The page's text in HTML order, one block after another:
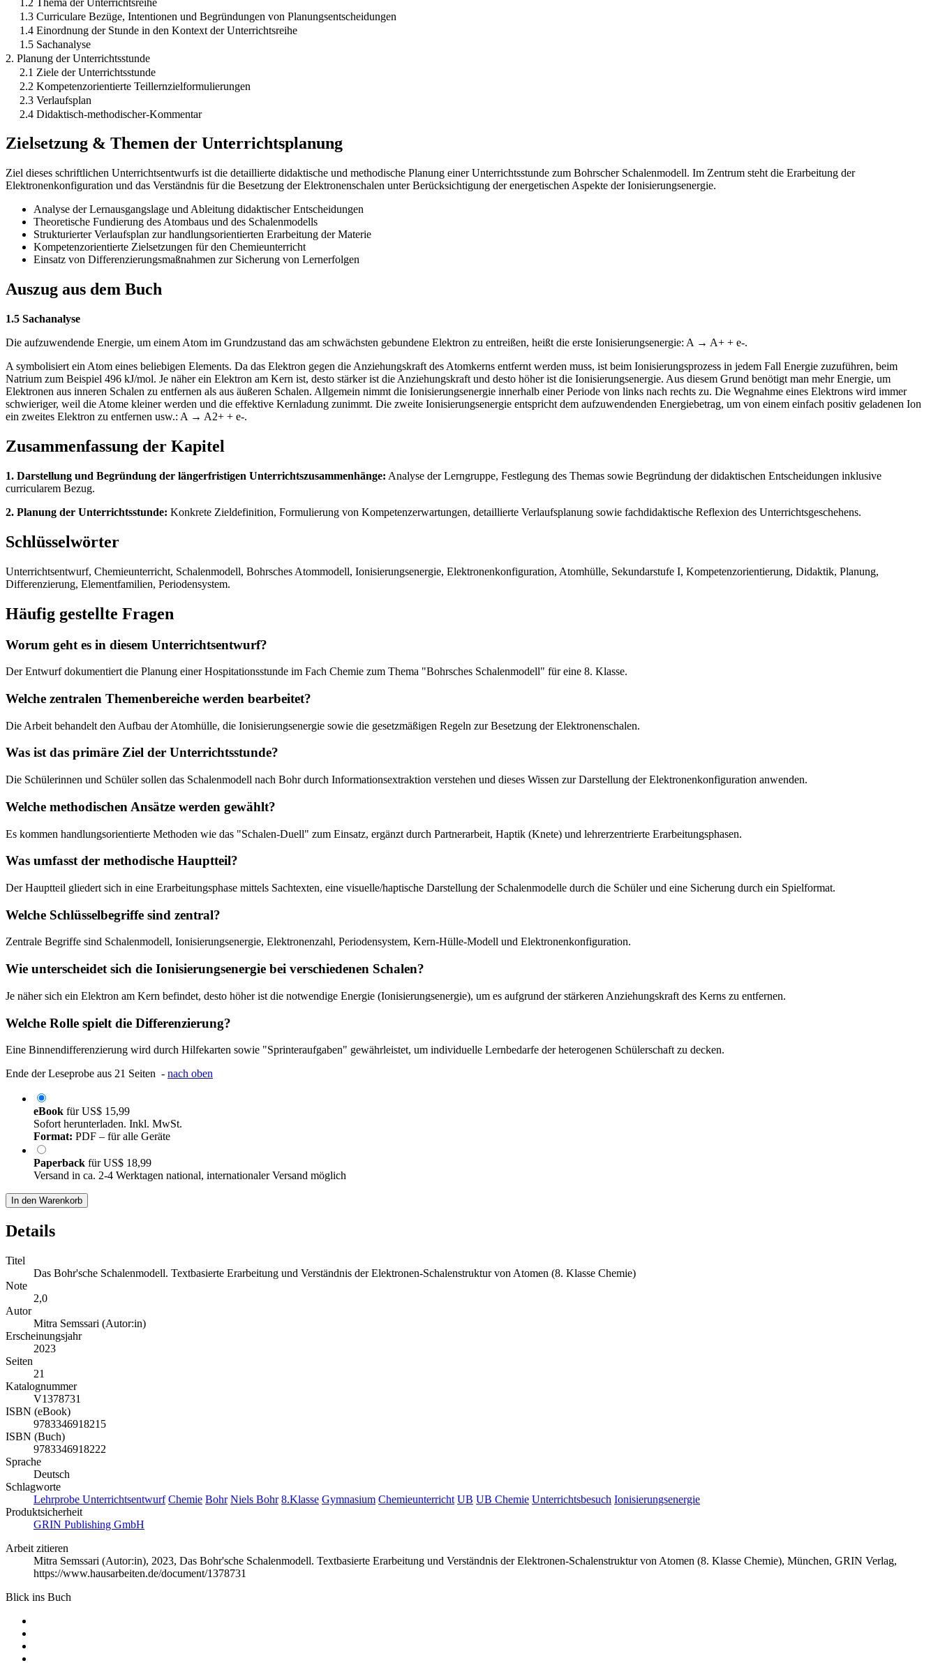
1.3 Curriculare Bezüge, Intentionen und Begründungen von Planungsentscheidungen
1.4 Einordnung der Stunde in den Kontext der Unterrichtsreihe
1.5 Sachanalyse
2. Planung der Unterrichtsstunde
2.1 Ziele der Unterrichtsstunde
2.2 Kompetenzorientierte Teillernzielformulierungen
2.3 Verlaufsplan
2.4 Didaktisch-methodischer-Kommentar
Zielsetzung & Themen der Unterrichtsplanung
Ziel dieses schriftlichen Unterrichtsentwurfs ist die detaillierte didaktische und methodische Planung einer Unterrichtsstunde zum Bohrscher Schalenmodell. Im Zentrum steht die Erarbeitung der
Elektronenkonfiguration und das Verständnis für die Besetzung der Elektronenschalen unter Berücksichtigung der energetischen Aspekte der Ionisierungsenergie.
Analyse der Lernausgangslage und Ableitung didaktischer Entscheidungen
Theoretische Fundierung des Atombaus und des Schalenmodells
Strukturierter Verlaufsplan zur handlungsorientierten Erarbeitung der Materie
Kompetenzorientierte Zielsetzungen für den Chemieunterricht
Einsatz von Differenzierungsmaßnahmen zur Sicherung von Lernerfolgen
Auszug aus dem Buch
1.5 Sachanalyse
Die aufzuwendende Energie, um einem Atom im Grundzustand das am schwächsten gebundene Elektron zu entreißen, heißt die erste Ionisierungsenergie: A → A+ + e-.
A symbolisiert ein Atom eines beliebigen Elements. Da das Elektron gegen die Anziehungskraft des Atomkerns entfernt werden muss, ist beim Ionisierungsprozess in jedem Fall Energie zuzuführen, beim
Natrium zum Beispiel 496 kJ/mol. Je näher ein Elektron am Kern ist, desto stärker ist die Anziehungskraft und desto höher ist die Ionisierungsenergie. Aus diesem Grund benötigt man mehr Energie, um
Elektronen aus inneren Schalen zu entfernen als aus äußeren Schalen. Allgemein nimmt die Ionisierungsenergie innerhalb einer Periode von links nach rechts zu. Die Wegnahme eines Elektrons wird immer
schwieriger, weil die Atome kleiner werden und die effektive Kernladung zunimmt. Die zweite Ionisierungsenergie entspricht dem aufzuwendenden Energiebetrag, um von einem einfach positiv geladenen Ion
ein zweites Elektron zu entfernen usw.: A → A2+ + e-.
Zusammenfassung der Kapitel
1. Darstellung und Begründung der längerfristigen Unterrichtszusammenhänge: Analyse der Lerngruppe, Festlegung des Themas sowie Begründung der didaktischen Entscheidungen inklusive
curricularem Bezug.
2. Planung der Unterrichtsstunde: Konkrete Zieldefinition, Formulierung von Kompetenzerwartungen, detaillierte Verlaufsplanung sowie fachdidaktische Reflexion des Unterrichtsgeschehens.
Schlüsselwörter
Unterrichtsentwurf, Chemieunterricht, Schalenmodell, Bohrsches Atommodell, Ionisierungsenergie, Elektronenkonfiguration, Atomhülle, Sekundarstufe I, Kompetenzorientierung, Didaktik, Planung,
Differenzierung, Elementfamilien, Periodensystem.
Häufig gestellte Fragen
Worum geht es in diesem Unterrichtsentwurf?
Der Entwurf dokumentiert die Planung einer Hospitationsstunde im Fach Chemie zum Thema "Bohrsches Schalenmodell" für eine 8. Klasse.
Welche zentralen Themenbereiche werden bearbeitet?
Die Arbeit behandelt den Aufbau der Atomhülle, die Ionisierungsenergie sowie die gesetzmäßigen Regeln zur Besetzung der Elektronenschalen.
Was ist das primäre Ziel der Unterrichtsstunde?
Die Schülerinnen und Schüler sollen das Schalenmodell nach Bohr durch Informationsextraktion verstehen und dieses Wissen zur Darstellung der Elektronenkonfiguration anwenden.
Welche methodischen Ansätze werden gewählt?
Es kommen handlungsorientierte Methoden wie das "Schalen-Duell" zum Einsatz, ergänzt durch Partnerarbeit, Haptik (Knete) und lehrerzentrierte Erarbeitungsphasen.
Was umfasst der methodische Hauptteil?
Der Hauptteil gliedert sich in eine Erarbeitungsphase mittels Sachtexten, eine visuelle/haptische Darstellung der Schalenmodelle durch die Schüler und eine Sicherung durch ein Spielformat.
Welche Schlüsselbegriffe sind zentral?
Zentrale Begriffe sind Schalenmodell, Ionisierungsenergie, Elektronenzahl, Periodensystem, Kern-Hülle-Modell und Elektronenkonfiguration.
Wie unterscheidet sich die Ionisierungsenergie bei verschiedenen Schalen?
Je näher sich ein Elektron am Kern befindet, desto höher ist die notwendige Energie (Ionisierungsenergie), um es aufgrund der stärkeren Anziehungskraft des Kerns zu entfernen.
Welche Rolle spielt die Differenzierung?
Eine Binnendifferenzierung wird durch Hilfekarten sowie "Sprinteraufgaben" gewährleistet, um individuelle Lernbedarfe der heterogenen Schülerschaft zu decken.
Ende der Leseprobe aus 21 Seiten - nach oben
eBook fürUS$ 15,99
Sofort herunterladen. Inkl. MwSt.
Format: PDF – für alle Geräte
Paperback fürUS$ 18,99
Versand in ca. 2-4 Werktagen national, internationaler Versand möglich
In den Warenkorb
Details
Titel
Das Bohr'sche Schalenmodell. Textbasierte Erarbeitung und Verständnis der Elektronen-Schalenstruktur von Atomen (8. Klasse Chemie)
Note
2,0
Autor
Mitra Semssari (Autor:in)
Erscheinungsjahr
2023
Seiten
21
Katalognummer
V1378731
ISBN (eBook)
9783346918215
ISBN (Buch)
9783346918222
Sprache
Deutsch
Schlagworte
Lehrprobe Unterrichtsentwurf Chemie Bohr Niels Bohr 8.Klasse Gymnasium Chemieunterricht UB UB Chemie Unterrichtsbesuch Ionisierungsenergie
Produktsicherheit
GRIN Publishing GmbH
Arbeit zitieren
Mitra Semssari (Autor:in), 2023, Das Bohr'sche Schalenmodell. Textbasierte Erarbeitung und Verständnis der Elektronen-Schalenstruktur von Atomen (8. Klasse Chemie), München, GRIN Verlag,
https://www.hausarbeiten.de/document/1378731
Blick ins Buch